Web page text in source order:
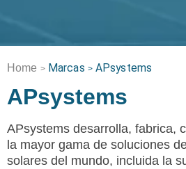
Home > Marcas > APsystems
APsystems
APsystems desarrolla, fabrica,
la mayor gama de soluciones
solares del mundo, incluida la